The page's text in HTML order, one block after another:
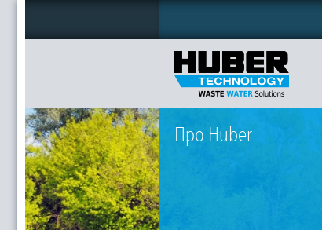
Про Huber